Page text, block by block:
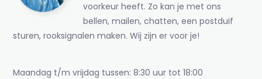
voorkeur heeft. Zo kan je met ons
bellen, mailen, chatten, een postduif
sturen, rooksignalen maken. Wij zijn er voor je!
Maandag t/m vrijdag tussen: 8:30 uur tot 18:00